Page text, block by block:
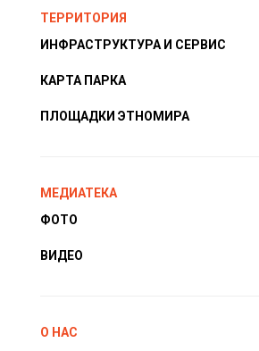
ТЕРРИТОРИЯ
ИНФРАСТРУКТУРА И СЕРВИС
КАРТА ПАРКА
ПЛОЩАДКИ ЭТНОМИРА
МЕДИАТЕКА
ФОТО
ВИДЕО
О НАС